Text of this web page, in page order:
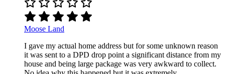
Moose Land
I gave my actual home address but for some unknown reason
it was sent to a DPD drop point a significant distance from my
house and being large package was very awkward to collect.